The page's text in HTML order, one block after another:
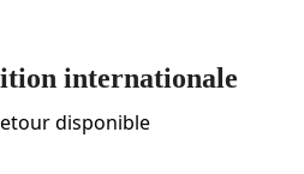
internationale
disponible